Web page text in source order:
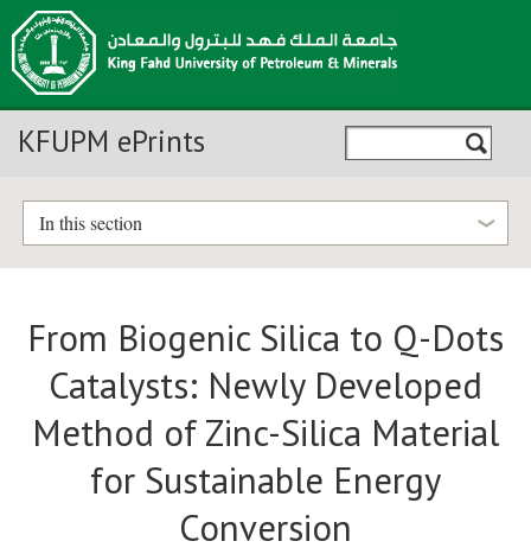
KFUPM ePrints
In this section
From Biogenic Silica to Q-Dots
Catalysts: Newly Developed
Method of Zinc-Silica Material
for Sustainable Energy
Conversion